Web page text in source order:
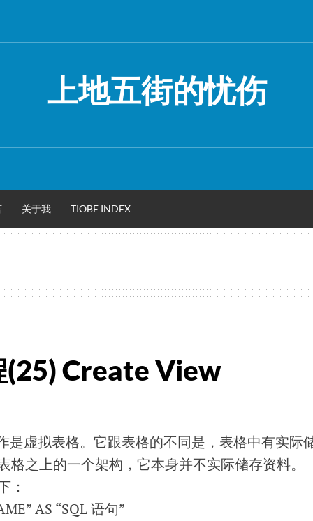
上地五街的忧伤
关于我 TIOBE INDEX
(25) Create View
是虚拟表格。它跟表格的不同是，表格中有实际
格之上的一个架构，它本身并不实际储存资料。
：
AS “SQL 语句”